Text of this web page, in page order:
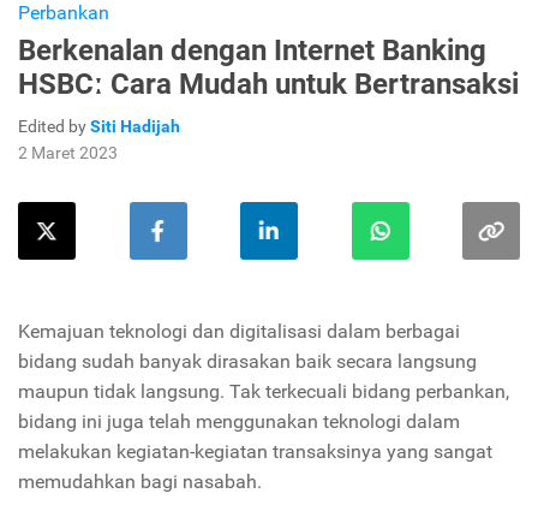
Perbankan
Berkenalan dengan Internet Banking
HSBCː Cara Mudah untuk Bertransaksi
Edited bySiti Hadijah
2 Maret 2023
Kemajuan teknologi dan digitalisasi dalam berbagai
bidang sudah banyak dirasakan baik secara langsung
maupun tidak langsung. Tak terkecuali bidang perbankan,
bidang ini juga telah menggunakan teknologi dalam
melakukan kegiatan-kegiatan transaksinya yang sangat
memudahkan bagi nasabah.